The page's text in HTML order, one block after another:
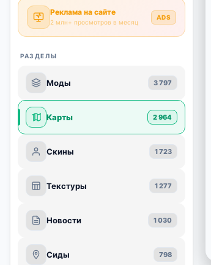
Реклама на сайте
2 млн+ просмотров в месяц
ADS
РАЗДЕЛЫ
Моды 3 797
Карты 2 964
Скины 1 723
Текстуры 1 277
Новости 1 030
Сиды 798